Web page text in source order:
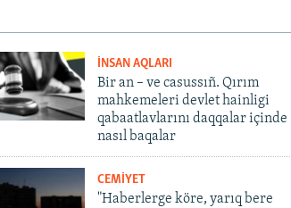
İNSAN AQLARI
Bir an – ve casussıñ. Qırım
mahkemeleri devlet hainligi
qabaatlavlarını daqqalar içinde
nasıl baqalar
CEMİYET
"Haberlerge köre, yarıq bere